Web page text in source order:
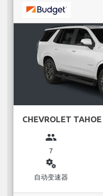
CHEVROLET TAHOE
group
7
miscellaneous_services
自动变速器